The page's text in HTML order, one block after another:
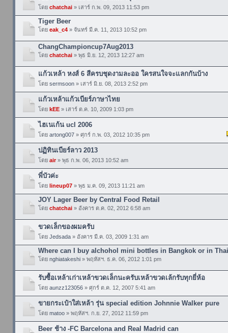
โดย chatchai» เสาร์ ก.พ. 09, 2013 11:53 pm
Tiger Beer
โดย eak_c4» จันทร์ มี.ค. 11, 2013 10:52 pm
ChangChampioncup7Aug2013
โดย chatchai» พุธ มิ.ย. 12, 2013 12:27 am
แก้วเหล้า หงส์ 6 สีครบชุดงามละออ ใครสนใจจะแลกกันบ้าง
โดย sermsoon» เสาร์ มิ.ย. 08, 2013 2:52 pm
แก้วเหล้าแก้วเบียร์ภาษาไทย
โดย kEE» เสาร์ ต.ค. 10, 2009 1:03 pm
ไฮเนเก้น ucl 2006
โดย artong007» ศุกร์ ก.พ. 03, 2012 10:35 pm
ปฏิทินเบียร์ลาว 2013
โดย air» พุธ ก.พ. 06, 2013 10:52 am
พี่บัวค่ะ
โดย lineup07» พุธ ม.ค. 09, 2013 11:21 am
JOY Lager Beer by Central Food Retail
โดย chatchai» อังคาร ต.ค. 02, 2012 6:58 am
ขวดเล็กของผมครับ
โดย Jedsada» อังคาร มี.ค. 03, 2009 1:31 am
Where can I buy alchohol mini bottles in Bangkok or in
โดย nghiatakeshi» พฤหัสฯ. ธ.ค. 06, 2012 1:01 pm
รับซื้อเหล้าเก่าเหล้าขวดเล็กนะครับเหล้าขวดเล้กรับทุกยี่ห้อ
โดย aunzz123056» ศุกร์ ต.ค. 12, 2007 5:41 am
ขายกระเป๋าใส่เหล้า รุ่น special edition Johnnie Walker pure
โดย matoo» พฤหัสฯ. ก.ย. 27, 2012 11:59 pm
Beer ช้าง -FC Barcelona and Real Madrid can